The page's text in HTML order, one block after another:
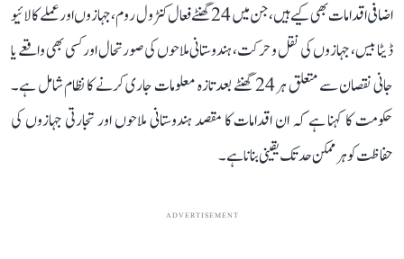
اضافی اقدامات بھی کیے ہیں، جن میں 24 گھنٹے فعال کنٹرول روم، جہازوں اور عملے کا لائیو
ڈیٹا بیس، جہازوں کی نقل و حرکت، ہندوستانی ملاحوں کی صورتحال اور کسی بھی واقعے یا
جانی نقصان سے متعلق ہر 24 گھنٹے بعد تازہ معلومات جاری کرنے کا نظام شامل ہے۔
حکومت کا کہنا ہے کہ ان اقدامات کا مقصد ہندوستانی ملاحوں اور تجارتی جہازوں کی
حفاظت کو ہر ممکن حد تک یقینی بنانا ہے۔
ADVERTISEMENT